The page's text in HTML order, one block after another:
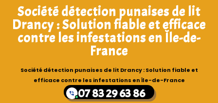
Société détection punaises de lit
Drancy : Solution fiable et efficace
contre les infestations en Île-de-
France
Société détection punaises de lit Drancy : Solution fiable et
efficace contre les infestations en Île-de-France
07 83 29 63 86